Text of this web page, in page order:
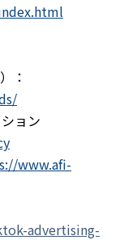
：
ョン
www.afi-
advertising-